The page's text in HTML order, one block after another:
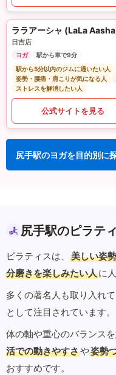
ララアーシャ (LaLa
日吉店
ヨガ
駅から車で9分
駅から5分以内のジムに通いたい人
姿勢・腰痛・肩こりが気になる人
ストレスを解消したい人
公式サイトを見る
尻手駅のヨガを目的別に
尻手駅のピラテ
ピラティスは、 美しい姿
分磨きを楽しみたい人に
多くの著名人も取り入れ
として注目されています。
体の軸や重心のバランス
活での動きやすさや姿勢
おすすめです。